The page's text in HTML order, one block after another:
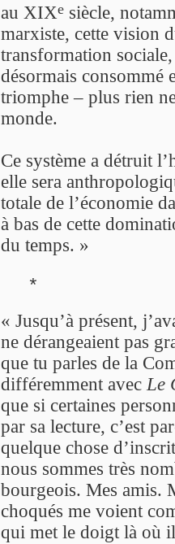
au XIXe siècle,
marxiste, cette vision
transformation
désormais consommé
triomphe – plus rien
monde.
Ce système a détruit
elle sera
totale de l’économie
à bas de cette
du temps. »
*
« Jusqu’à présent,
ne dérangeaient pas
que tu parles de la
différemment avecLe
que si certaines
par sa lecture, c’est
quelque chose
nous sommes très
bourgeois. Mes amis.
choqués me voient
qui met le doigt là où